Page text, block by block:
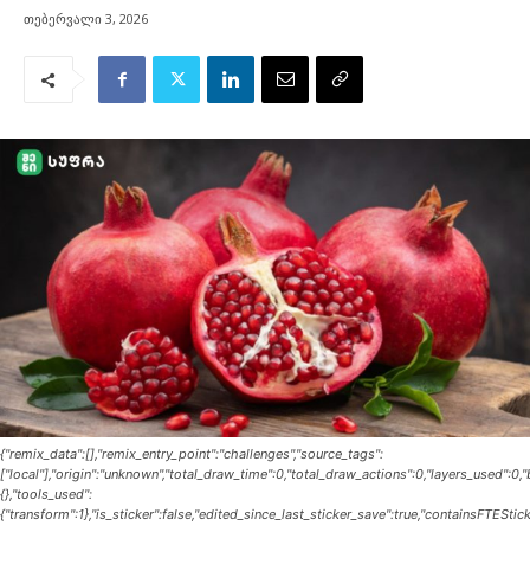
თებერვალი 3, 2026
{"remix_data":[],"remix_entry_point":"challenges","source_tags":
{},"tools_used":